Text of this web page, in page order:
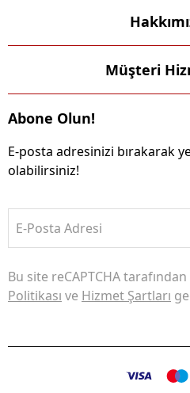
Müşteri
Abone Olun!
E-posta adresinizi bırakarak
olabilirsiniz!
E-Posta Adresi
Bu site reCAPTCHA
Politikası ve Hizmet Şartları